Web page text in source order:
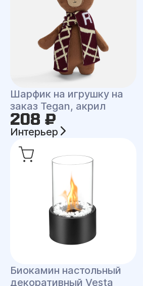
Шарфик на игрушку на
заказ Tegan, акрил
208 ₽
Интерьер
Биокамин настольный
декоративный Vesta